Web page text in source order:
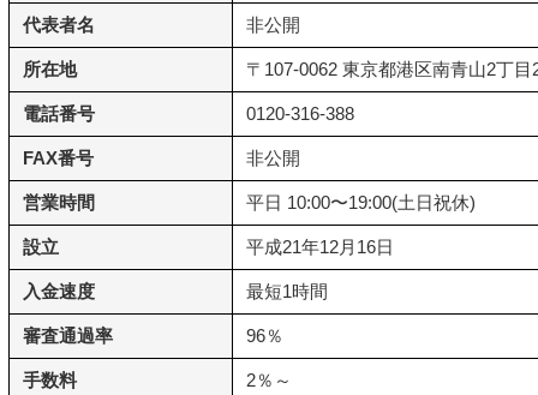
代表者名 非公開
所在地 〒107-0062 東京都港区南青山2丁
電話番号 0120-316-388
FAX番号 非公開
営業時間 平日 10:00〜19:00(土日祝休)
設立 平成21年12月16日
入金速度 最短1時間
審査通過率 96％
手数料 2％～